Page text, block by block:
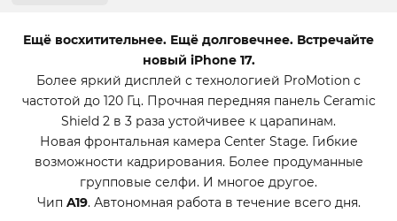
Ещё восхитительнее. Ещё долговечнее. Встречайте
новый iPhone 17.
Более яркий дисплей с технологией ProMotion с
частотой до 120 Гц. Прочная передняя панель Ceramic
Shield 2 в 3 раза устойчивее к царапинам.
Новая фронтальная камера Center Stage. Гибкие
возможности кадрирования. Более продуманные
групповые селфи. И многое другое.
Чип A19. Автономная работа в течение всего дня.